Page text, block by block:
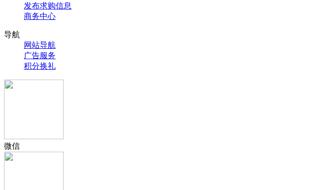
发布求购信息
商务中心
导航
网站导航
广告服务
积分换礼
微信